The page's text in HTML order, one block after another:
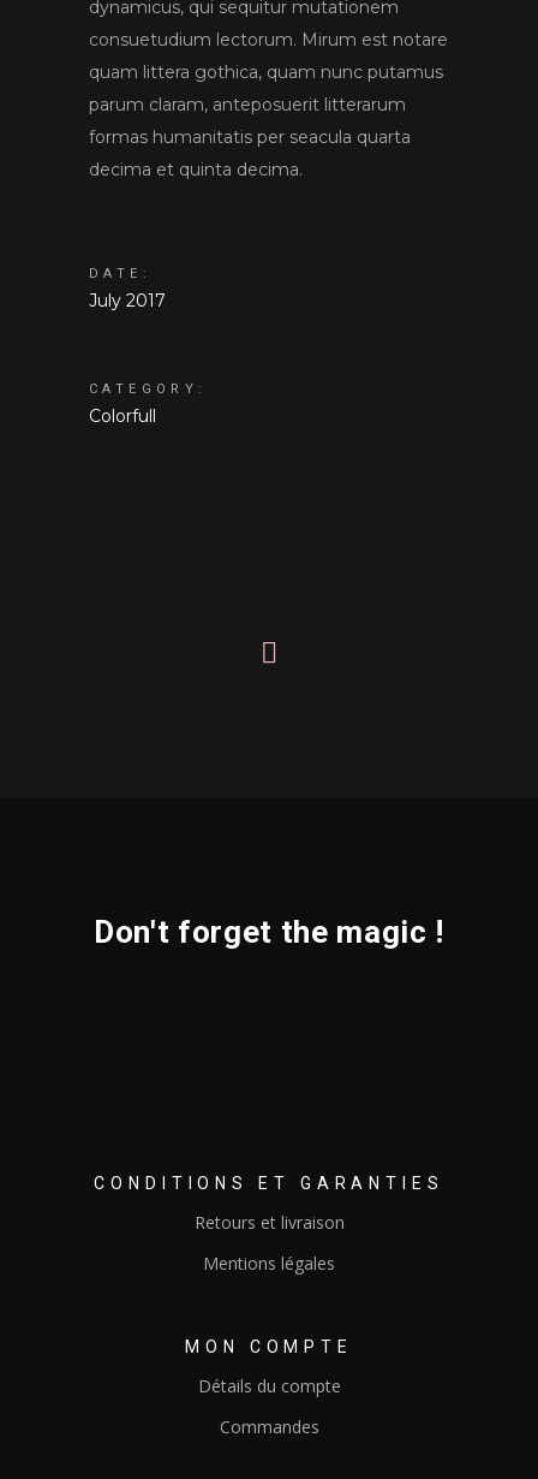
dynamicus, qui sequitur mutationem
consuetudium lectorum. Mirum est notare
quam littera gothica, quam nunc putamus
parum claram, anteposuerit litterarum
formas humanitatis per seacula quarta
decima et quinta decima.
DATE:
July 2017
CATEGORY:
Colorfull
Don't forget the magic !
CONDITIONS ET GARANTIES
Retours et livraison
Mentions légales
MON COMPTE
Détails du compte
Commandes